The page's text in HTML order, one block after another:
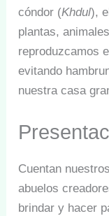
cóndor (Khdul),
plantas,
reproduzcamos
evitando
nuestra casa
Cuentan
abuelos
brindar y hacer